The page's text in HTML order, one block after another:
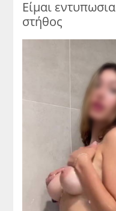
Είμαι
στήθος